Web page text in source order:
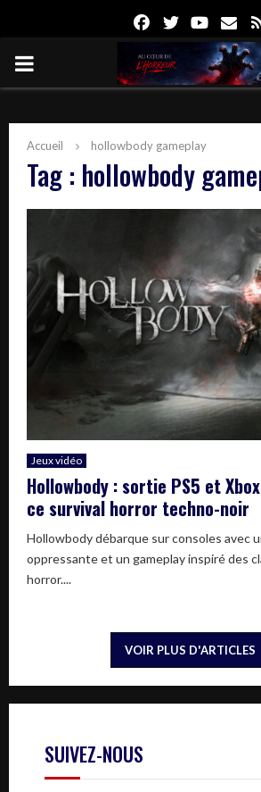
FacebookTwitter
PRIMARY
Accueil hollowbody gameplay
Tag : hollowbody
Jeux vidéo
Hollowbody : sortie PS5 et
ce survival horror techno-noir
Hollowbody débarque sur consoles avec
oppressante et un gameplay inspiré des
horror....
VOIR PLUS D'ARTICLES
SUIVEZ-NOUS